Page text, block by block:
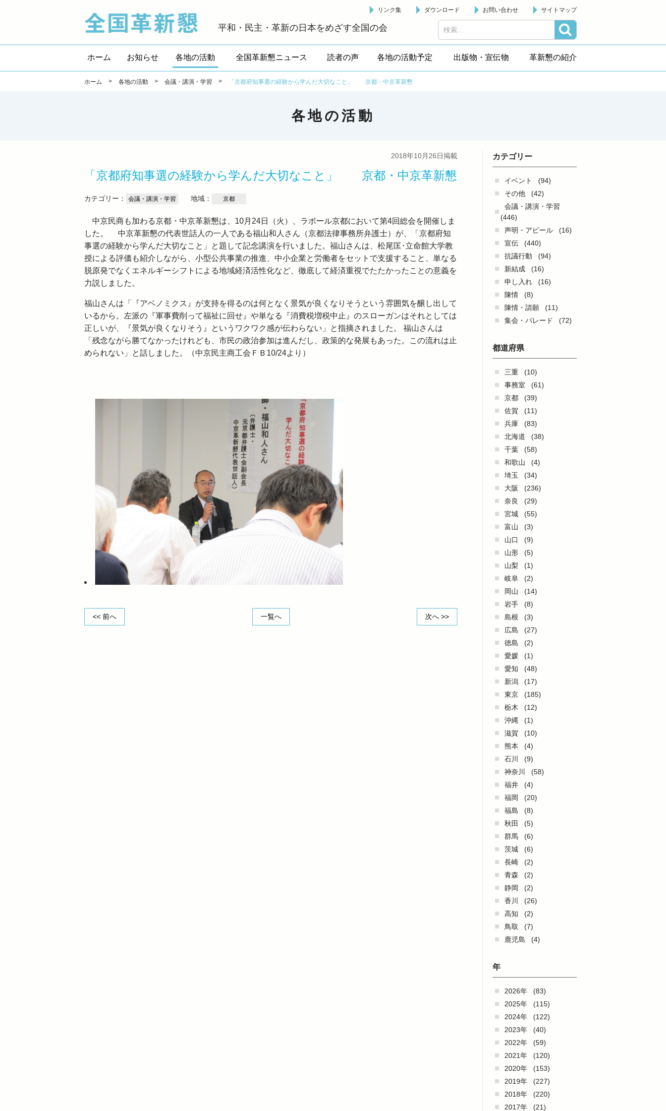
平和・民主・革新の日本をめざす全国の会
リンク集 ダウンロード お問い合わせ サイトマップ
ホーム お知らせ 各地の活動 全国革新懇ニュース 読者の声 各地の活動予定 出版物・宣伝物 革新懇の紹介
ホーム > 各地の活動 > 会議・講演・学習 > 「京都府知事選の経験から学んだ大切なこと」 京都・中京革新懇
各地の活動
2018年10月26日掲載
「京都府知事選の経験から学んだ大切なこと」 京都・中京革新懇
カテゴリー： 会議・講演・学習 地域： 京都
中京民商も加わる京都・中京革新懇は、10月24日（火）、ラボール京都において第4回総会を開催しま
した。 中京革新懇の代表世話人の一人である福山和人さん（京都法律事務所弁護士）が、「 京都府知
事選の経験から学んだ大切なこと」と題して記念講演を行いました。福山さんは、松尾匡･立命館大学教
授による評価も紹介しながら、小型公共事業の推進、中小企業と労働者をセットで支援すること、単なる
脱原発でなくエネルギーシフトによる地域経済活性化など、徹底して経済重視でたたかったことの意義を
力説しました。
福山さんは「『アベノミクス』が支持を得るのは何となく景気が良くなりそうという雰囲気を醸し出して
いるから。左派の『軍事費削って福祉に回せ』や単なる『消費税増税中止』のスローガンはそれとしては
正しいが、『景気が良くなりそう』というワクワク感が伝わらない」と指摘されました。 福山さんは
「残念ながら勝てなかったけれども、市民の政治参加は進んだし、政策的な発展もあった。この流れは止
められない」と話しました。（中京民主商工会ＦＢ10/24より）
<< 前へ 一覧へ 次へ >>
カテゴリー
イベント
(94)
その他
(42)
会議・講演・学習
(446)
声明・アピール
(16)
宣伝
(440)
抗議行動
(94)
新結成
(16)
申し入れ
(16)
陳情
(8)
陳情・請願
(11)
集会・パレード
(72)
都道府県
三重
(10)
事務室
(61)
京都
(39)
佐賀
(11)
兵庫
(83)
北海道
(38)
千葉
(58)
和歌山
(4)
埼玉
(34)
大阪
(236)
奈良
(29)
宮城
(55)
富山
(3)
山口
(9)
山形
(5)
山梨
(1)
岐阜
(2)
岡山
(14)
岩手
(8)
島根
(3)
広島
(27)
徳島
(2)
愛媛
(1)
愛知
(48)
新潟
(17)
東京
(185)
栃木
(12)
沖縄
(1)
滋賀
(10)
熊本
(4)
石川
(9)
神奈川
(58)
福井
(4)
福岡
(20)
福島
(8)
秋田
(5)
群馬
(6)
茨城
(6)
長崎
(2)
青森
(2)
静岡
(2)
香川
(26)
高知
(2)
鳥取
(7)
鹿児島
(4)
年
2026年
(83)
2025年
(115)
2024年
(122)
2023年
(40)
2022年
(59)
2021年
(120)
2020年
(153)
2019年
(227)
2018年
(220)
2017年
(21)